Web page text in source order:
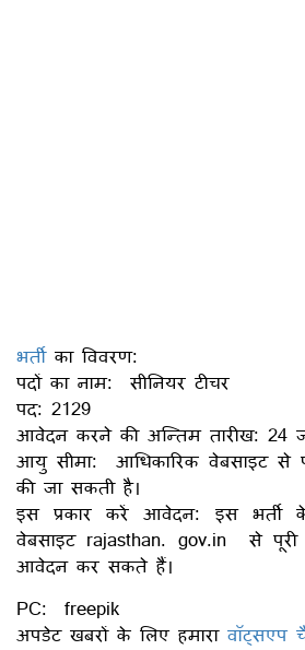
भर्ती का विवरण:
पदों का नाम: सीनियर टीचर
पद: 2129
आवेदन करने की अन्तिम तारीख: 24
आयु सीमा: आधिकारिक वेबसाइट से
की जा सकती है।
इस प्रकार करें आवेदन: इस भर्ती
वेबसाइट rajasthan. gov.in से पूरी
आवेदन कर सकते हैं।
PC: freepik
अपडेट खबरों के लिए हमारा वॉट्सएप